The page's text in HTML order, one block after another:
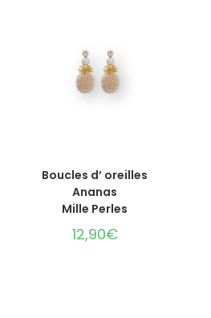
AJOUTER AU PANIER
Boucles d’ oreilles
Ananas
Mille Perles
12,90€